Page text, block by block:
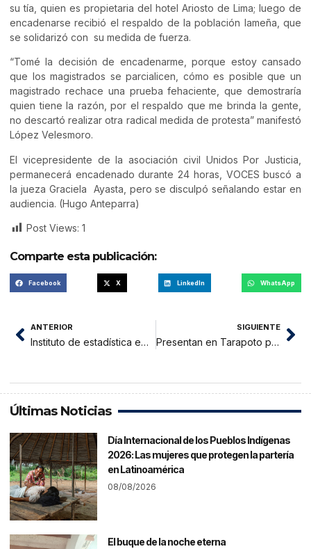
su tía, quien es propietaria del hotel Ariosto de Lima; luego de
encadenarse recibió el respaldo de la población lameña, que
se solidarizó con su medida de fuerza.
“Tomé la decisión de encadenarme, porque estoy cansado
que los magistrados se parcialicen, cómo es posible que un
magistrado rechace una prueba fehaciente, que demostraría
quien tiene la razón, por el respaldo que me brinda la gente,
no descartó realizar otra radical medida de protesta” manifestó
López Velesmoro.
El vicepresidente de la asociación civil Unidos Por Justicia,
permanecerá encadenado durante 24 horas, VOCES buscó a
la jueza Graciela Ayasta, pero se disculpó señalando estar en
audiencia. (Hugo Anteparra)
Post Views: 1
Comparte esta publicación:
Facebook X LinkedIn WhatsApp
ANTERIOR
Instituto de estadística empadronará hogares en San Martín
SIGUIENTE
Presentan en Tarapoto plan de lucha contra el dengue
Últimas Noticias
Día Internacional de los Pueblos Indígenas
2026: Las mujeres que protegen la partería
en Latinoamérica
08/08/2026
El buque de la noche eterna